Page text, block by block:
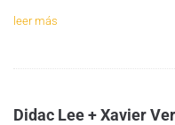
leer más
Didac Lee + Xavier